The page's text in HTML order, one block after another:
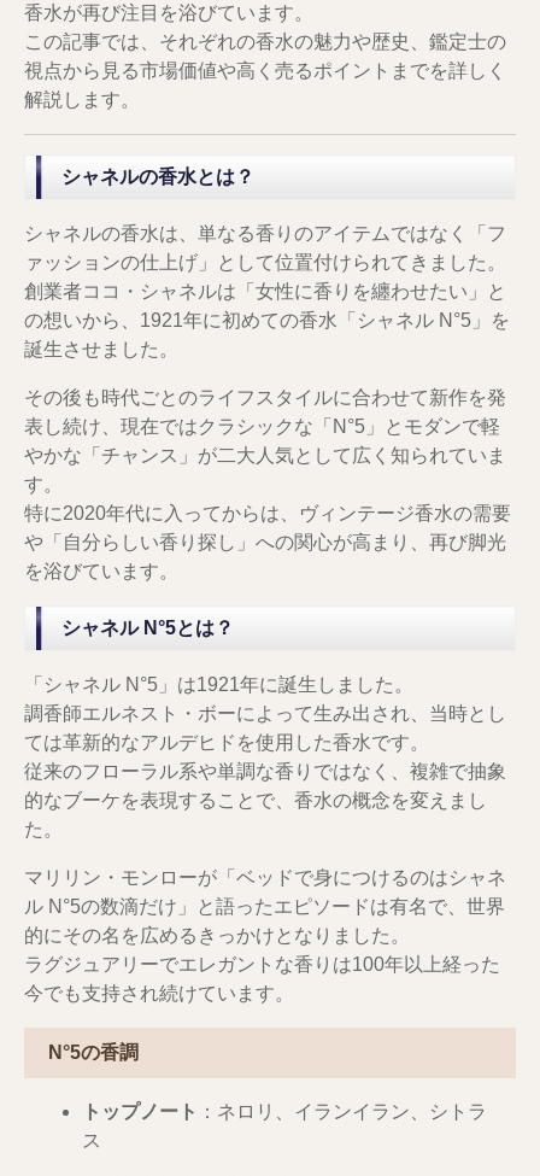
香水が再び注目を浴びています。
この記事では、それぞれの香水の魅力や歴史、鑑定士の
視点から見る市場価値や高く売るポイントまでを詳しく
解説します。
シャネルの香水とは？
シャネルの香水は、単なる香りのアイテムではなく「フ
ァッションの仕上げ」として位置付けられてきました。
創業者ココ・シャネルは「女性に香りを纏わせたい」と
の想いから、1921年に初めての香水「シャネル N°5」を
誕生させました。
その後も時代ごとのライフスタイルに合わせて新作を発
表し続け、現在ではクラシックな「N°5」とモダンで軽
やかな「チャンス」が二大人気として広く知られていま
す。
特に2020年代に入ってからは、ヴィンテージ香水の需要
や「自分らしい香り探し」への関心が高まり、再び脚光
を浴びています。
シャネル N°5とは？
「シャネル N°5」は1921年に誕生しました。
調香師エルネスト・ボーによって生み出され、当時とし
ては革新的なアルデヒドを使用した香水です。
従来のフローラル系や単調な香りではなく、複雑で抽象
的なブーケを表現することで、香水の概念を変えまし
た。
マリリン・モンローが「ベッドで身につけるのはシャネ
ル N°5の数滴だけ」と語ったエピソードは有名で、世界
的にその名を広めるきっかけとなりました。
ラグジュアリーでエレガントな香りは100年以上経った
今でも支持され続けています。
N°5の香調
トップノート ：ネロリ、イランイラン、シトラ
ス